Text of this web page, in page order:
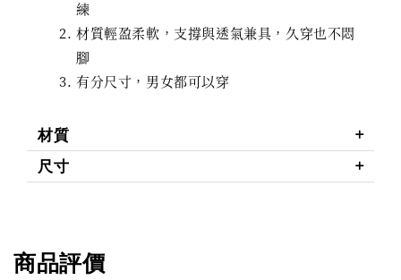
練
材質輕盈柔軟，支撐與透氣兼具，久穿也不悶
腳
有分尺寸，男女都可以穿
材質
尺寸
商品評價